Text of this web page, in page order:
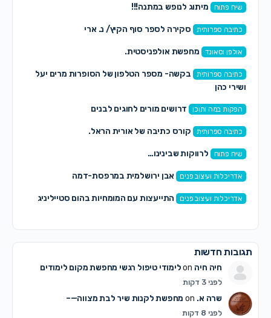
שיח פתוח מיתוג לנופש במתנה!!!
כתיבה ספרותית סקירה לספר סוף הקיץ/ נ. ארי
אולפן וסאונד מחפשת אולפניסטית.
כתיבה ספרותית
בקשה- מספר הטלפון של הסופרות מרים יעל
ושירי כהן
הפקות במה ותוכן דרושים מורים לחוגים לבנים
כתיבה ספרותית קורס כתיבה של אורית הראל.
שיח פתוח לרווקות שבינינו…
אדריכלות ועיצוב פנים אבן ירושלמית במרפסת-דמה
אדריכלות ועיצוב פנים התייעצות עם המומחיות בהום סטייליניג
תגובות חדשות
חיה חיהon לימודי טיפול רגשי מחפשת מקום לימודים
לפני 3 דקות
שרה א. מחפשת לקנות שיר לבת מצווה—–
לפני 8 דקות